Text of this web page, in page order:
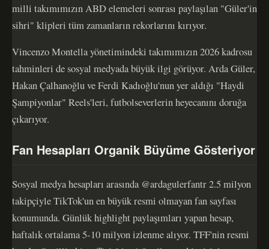
milli takımımızın ABD elemeleri sonrası paylaşılan "Güler'in
sihri" klipleri tüm zamanların rekorlarını kırıyor.
Vincenzo Montella yönetimindeki takımımızın 2026 kadrosu
tahminleri de sosyal medyada büyük ilgi görüyor. Arda Güler,
Hakan Çalhanoğlu ve Ferdi Kadıoğlu'nun yer aldığı "Haydi
Şampiyonlar" Reels'leri, futbolseverlerin heyecanını doruğa
çıkarıyor.
Fan Hesapları Organik Büyüme Gösteriyor
Sosyal medya hesapları arasında @ardagulerfantr 2.5 milyon
takipçiyle TikTok'un en büyük resmi olmayan fan sayfası
konumunda. Günlük highlight paylaşımları yapan hesap,
haftalık ortalama 5-10 milyon izlenme alıyor. TFF'nin resmi